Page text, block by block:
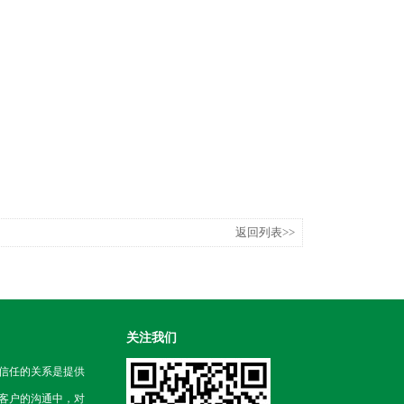
返回列表>>
任的关系是提供
户的沟通中，对
关注我们